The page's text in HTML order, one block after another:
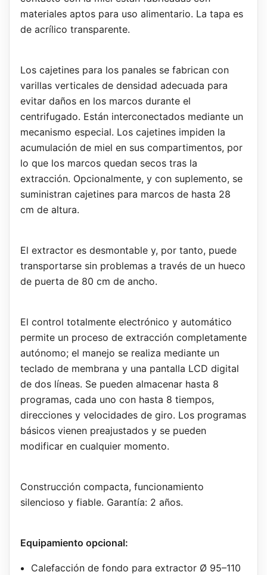
materiales aptos para uso alimentario. La tapa es
de acrílico transparente.
Los cajetines para los panales se fabrican con
varillas verticales de densidad adecuada para
evitar daños en los marcos durante el
centrifugado. Están interconectados mediante un
mecanismo especial. Los cajetines impiden la
acumulación de miel en sus compartimentos, por
lo que los marcos quedan secos tras la
extracción. Opcionalmente, y con suplemento, se
suministran cajetines para marcos de hasta 28
cm de altura.
El extractor es desmontable y, por tanto, puede
transportarse sin problemas a través de un hueco
de puerta de 80 cm de ancho.
El control totalmente electrónico y automático
permite un proceso de extracción completamente
autónomo; el manejo se realiza mediante un
teclado de membrana y una pantalla LCD digital
de dos líneas. Se pueden almacenar hasta 8
programas, cada uno con hasta 8 tiempos,
direcciones y velocidades de giro. Los programas
básicos vienen preajustados y se pueden
modificar en cualquier momento.
Construcción compacta, funcionamiento
silencioso y fiable. Garantía: 2 años.
Equipamiento opcional:
Calefacción de fondo para extractor Ø 95–110